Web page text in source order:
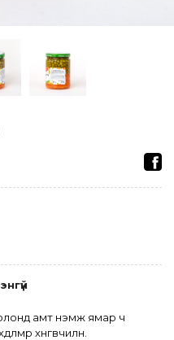
амт нэмж ямар ч
хөнгөвчилнө.